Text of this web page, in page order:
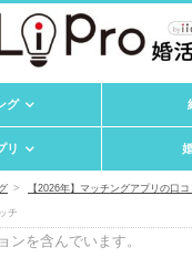
グ
リ
【2026年】マッチングアプリの口
チ
ンを含んでいます。